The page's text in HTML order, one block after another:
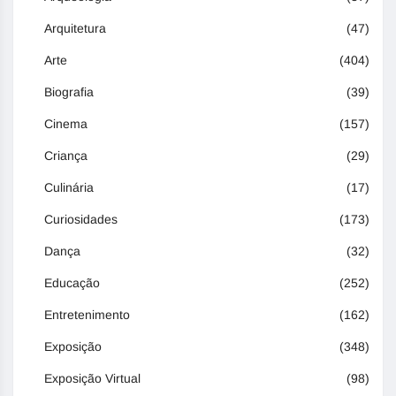
Arquitetura (47)
Arte (404)
Biografia (39)
Cinema (157)
Criança (29)
Culinária (17)
Curiosidades (173)
Dança (32)
Educação (252)
Entretenimento (162)
Exposição (348)
Exposição Virtual (98)